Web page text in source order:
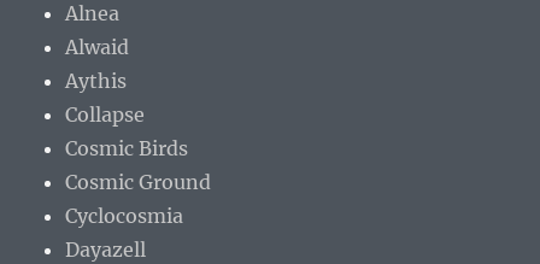
Alnea
Alwaid
Aythis
Collapse
Cosmic Birds
Cosmic Ground
Cyclocosmia
Dayazell